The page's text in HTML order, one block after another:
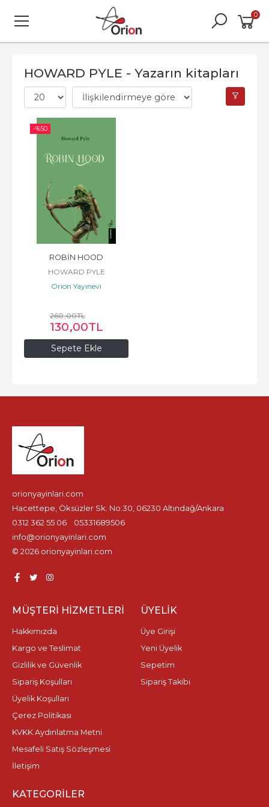
0
HOWARD PYLE - Yazarın kitapları
-%50
Sepete Ekle
ROBİN HOOD
HOWARD PYLE
Orion Yayınevi
260,00TL
130,00TL
orionyayinlari.com
Hacettepe, Öksüzler Sk. No:30, 06230 Altındağ/Ankara
0312 362 55 06
05331689506
info@orionyayinlari.com
© 2026 orionyayinlari.com
MÜŞTERI HIZMETLERI
Hakkımızda
Kargo ve Teslimat
Gizlilik ve Güvenlik
Sipariş Koşulları
Üyelik Koşulları
Çerez Politikası
KVKK Aydınlatma Metni
Mesafeli Satış Sözleşmesi
İletişim
ÜYELIK
Üye Girişi
Yeni Üyelik
Sepetim
Sipariş Takibi
KATEGORILER